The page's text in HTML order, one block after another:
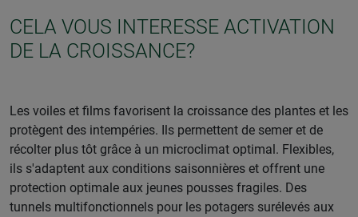
CELA VOUS INTERESSE ACTIVATION
DE LA CROISSANCE?
Les voiles et films favorisent la croissance des plantes et les
protègent des intempéries. Ils permettent de semer et de
récolter plus tôt grâce à un microclimat optimal. Flexibles,
ils s'adaptent aux conditions saisonnières et offrent une
protection optimale aux jeunes pousses fragiles. Des
tunnels multifonctionnels pour les potagers surélevés aux